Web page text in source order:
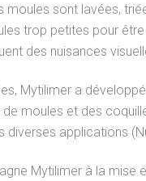
moules sont lavées,
trop petites pour
des nuisances
Mytilimer a
moules et des
diverses applications
Mytilimer à la mise